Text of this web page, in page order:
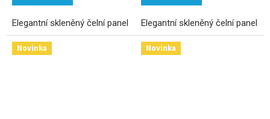
Elegantní skleněný čelní panel Elegantní skleněný čelní panel
Novinka Novinka